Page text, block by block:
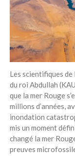
Les scientifiques
du roi Abdullah
que la mer Rouge
millions d’années,
inondation
mis un moment
changé la mer
preuves